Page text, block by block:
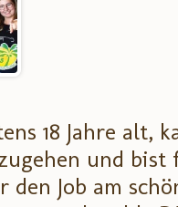
18 Jahre alt,
und bist
den Job am